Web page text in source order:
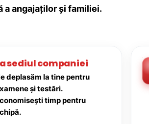
a angajaților și familiei.
sediul companiei
deplasăm la tine pentru
și testări.
timp pentru